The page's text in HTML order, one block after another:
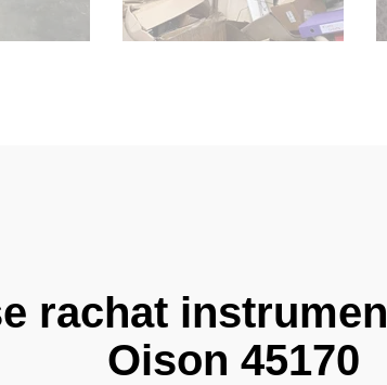
rachat
Oison 45170